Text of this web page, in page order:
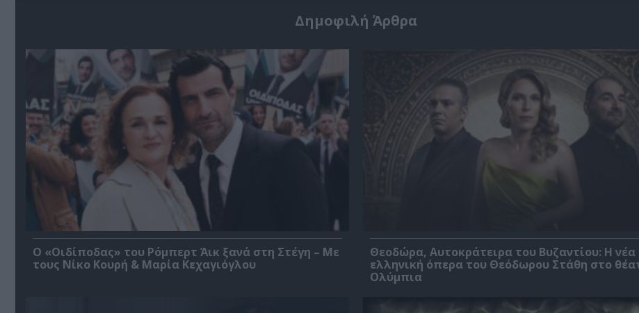
Δημοφιλή Άρθρα
O «Οιδίποδας» του Ρόμπερτ Άικ ξανά στη Στέγη – Με
τους Νίκο Κουρή & Μαρία Κεχαγιόγλου
Θεοδώρα, Αυτοκράτειρα του Βυζαντίου: Η νέα
ελληνική όπερα του Θεόδωρου Στάθη στο
Ολύμπια